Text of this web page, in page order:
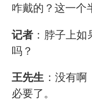
咋戴的？这一个
记者 ：脖子上
吗？
王先生 ：没有
必要了。